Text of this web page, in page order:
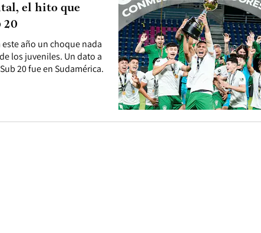
año un choque nada
los juveniles. Un dato a
20 fue en Sudamérica.
el hito que
20